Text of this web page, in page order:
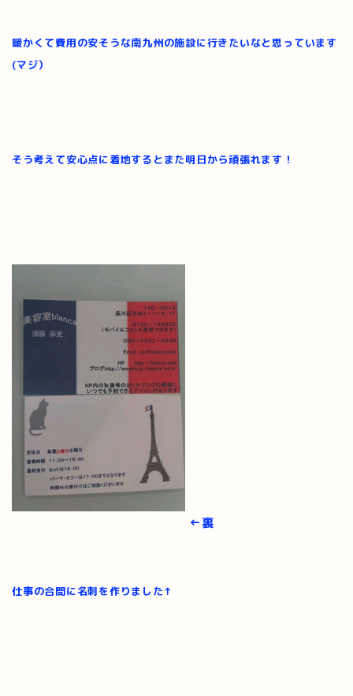
暖かくて費用の安そうな南九州の施設に行きたいなと思っています
(マジ）
そう考えて安心点に着地するとまた明日から頑張れます！
←裏
仕事の合間に名刺を作りました↑